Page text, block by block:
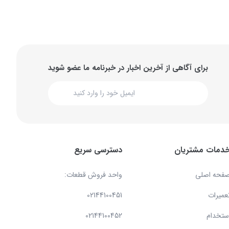
برای آگاهی از آخرین اخبار در خبرنامه ما عضو شوید
مشتریان
اصلی
دسترسی سریع
واحد فروش قطعات:
02144100451
02144100452